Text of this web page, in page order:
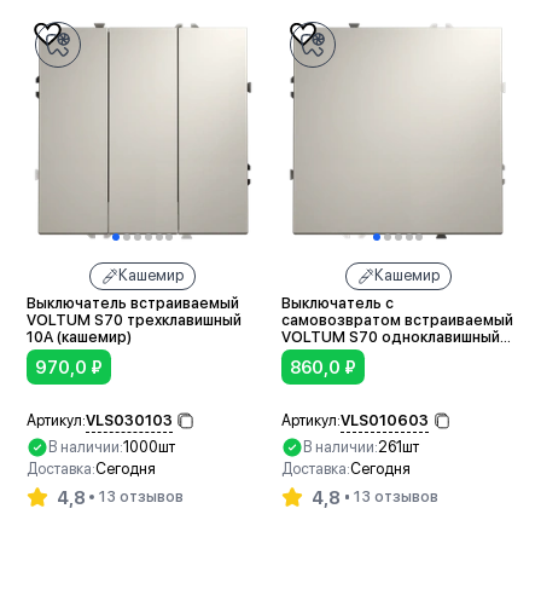
Кашемир
Выключатель встраиваемый
VOLTUM S70 трехклавишный
10А (кашемир)
970,0 ₽
Артикул:VLS030103
В наличии:1000шт
Доставка:Сегодня
4,8 13 отзывов
Кашемир
Выключатель с
самовозвратом встраиваемый
VOLTUM S70 одноклавишный
10А (кашемир)
860,0 ₽
Артикул:VLS010603
В наличии:261шт
Доставка:Сегодня
4,8 13 отзывов